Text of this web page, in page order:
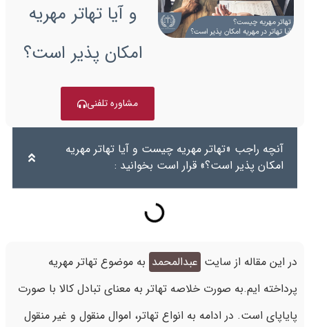
و آیا تهاتر مهریه
امکان پذیر است؟
مشاوره تلفنی
آنچه راجب «تهاتر مهریه چیست و آیا تهاتر مهریه
امکان پذیر است؟» قرار است بخوانید :
در این مقاله از سایت عبدالمحمد به موضوع تهاتر مهریه
پرداخته ایم.به صورت خلاصه تهاتر به معنای تبادل کالا با صورت
پایاپای است. در ادامه به انواع تهاتر، اموال منقول و غیر منقول